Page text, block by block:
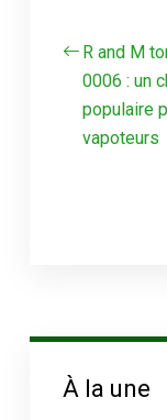
R and M
0006 : un
populaire
vapoteurs
À la une